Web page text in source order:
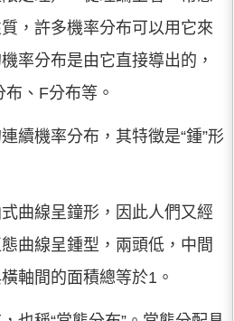
，許多機率分布可以用它來
率分布是由它直接導出的，
、F分布等。
續機率分布，其特徵是“鍾”形
曲線呈鐘形，因此人們又經
曲線呈鍾型，兩頭低，中間
軸間的面積總等於1。